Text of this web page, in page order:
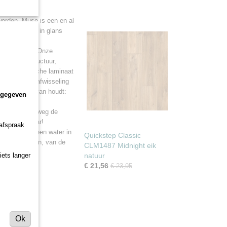
Muse is een en al
De variatie in glans
detail. Onze
realistische laminaat
zelf die afwisseling
waar jij van houdt:
simpelweg de
en klaar!
geen water in
plaatsen, van de
Quickstep Classic
CLM1487 Midnight eik
natuur
€ 21,56 € 23,95
langer
Ok